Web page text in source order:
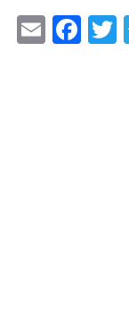
Email